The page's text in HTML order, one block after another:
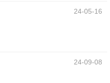
24-05-16
24-09-08